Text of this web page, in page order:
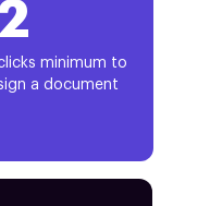
minimum to
a document